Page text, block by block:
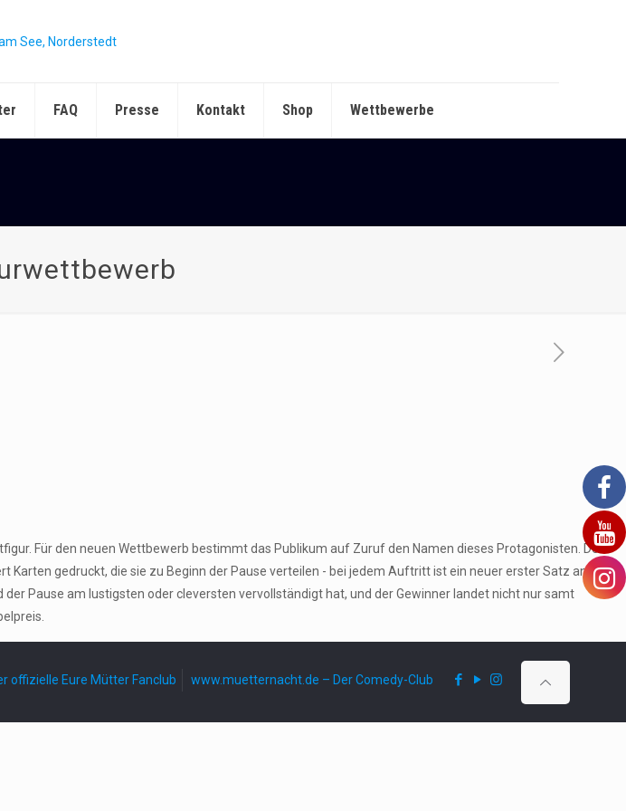
FAQ Presse Kontakt Shop Wettbewerbe
Für den neuen Wettbewerb bestimmt das Publikum auf Zuruf den Namen dieses Protagonisten. Den
gedruckt, die sie zu Beginn der Pause verteilen - bei jedem Auftritt ist ein neuer erster Satz an der
Pause am lustigsten oder cleversten vervollständigt hat, und der Gewinner landet nicht nur samt
offizielle Eure Mütter Fanclub www.muetternacht.de – Der Comedy-Club